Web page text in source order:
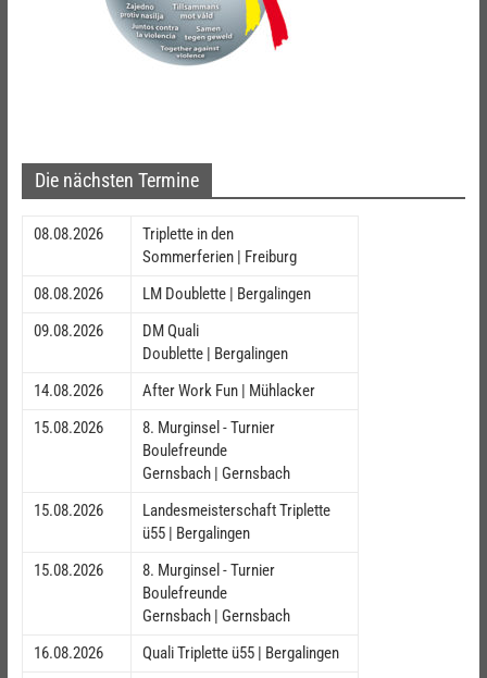
Die nächsten Termine
08.08.2026
Triplette in den
Sommerferien | Freiburg
08.08.2026
LM Doublette | Bergalingen
09.08.2026
DM Quali
Doublette | Bergalingen
14.08.2026
After Work Fun | Mühlacker
15.08.2026
8. Murginsel - Turnier
Boulefreunde
Gernsbach | Gernsbach
15.08.2026
Landesmeisterschaft Triplette
ü55 | Bergalingen
15.08.2026
8. Murginsel - Turnier
Boulefreunde
Gernsbach | Gernsbach
16.08.2026
Quali Triplette ü55 | Bergalingen